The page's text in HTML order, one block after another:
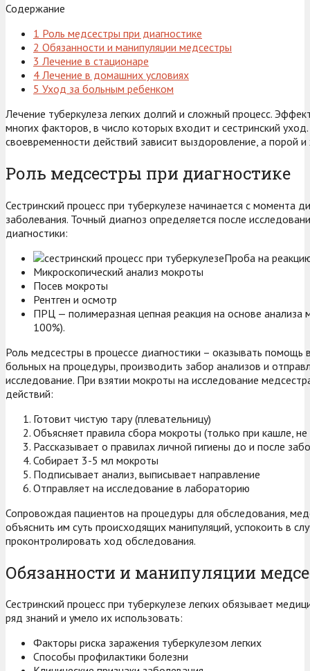
Содержание
1 Роль медсестры при диагностике
2 Обязанности и манипуляции медсестры
3 Лечение в стационаре
4 Лечение в домашних условиях
5 Уход за больным ребенком
Лечение туберкулеза легких долгий и сложный процесс.
многих факторов, в число которых входит и сестринский
своевременности действий зависит выздоровление, а порой и
Роль медсестры при диагностике
Сестринский процесс при туберкулезе начинается с момента
заболевания. Точный диагноз определяется после
диагностики:
Проба на
Микроскопический анализ мокроты
Посев мокроты
Рентген и осмотр
ПРЦ — полимеразная цепная реакция на основе анализа
100%).
Роль медсестры в процессе диагностики – оказывать помощь
больных на процедуры, производить забор анализов и
исследование. При взятии мокроты на исследование
действий:
Готовит чистую тару (плевательницу)
Объясняет правила сбора мокроты (только при кашле, не
Рассказывает о правилах личной гигиены до и после
Собирает 3-5 мл мокроты
Подписывает анализ, выписывает направление
Отправляет на исследование в лабораторию
Сопровождая пациентов на процедуры для обследования,
объяснить им суть происходящих манипуляций, успокоить в
проконтролировать ход обследования.
Обязанности и манипуляции
Сестринский процесс при туберкулезе легких обязывает
ряд знаний и умело их использовать:
Факторы риска заражения туберкулезом легких
Способы профилактики болезни